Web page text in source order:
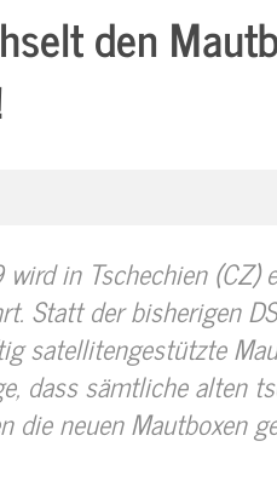
den
in Tschechien (CZ)
Statt der bisherigen
satellitengestützte
dass sämtliche alten
die neuen Mautboxen